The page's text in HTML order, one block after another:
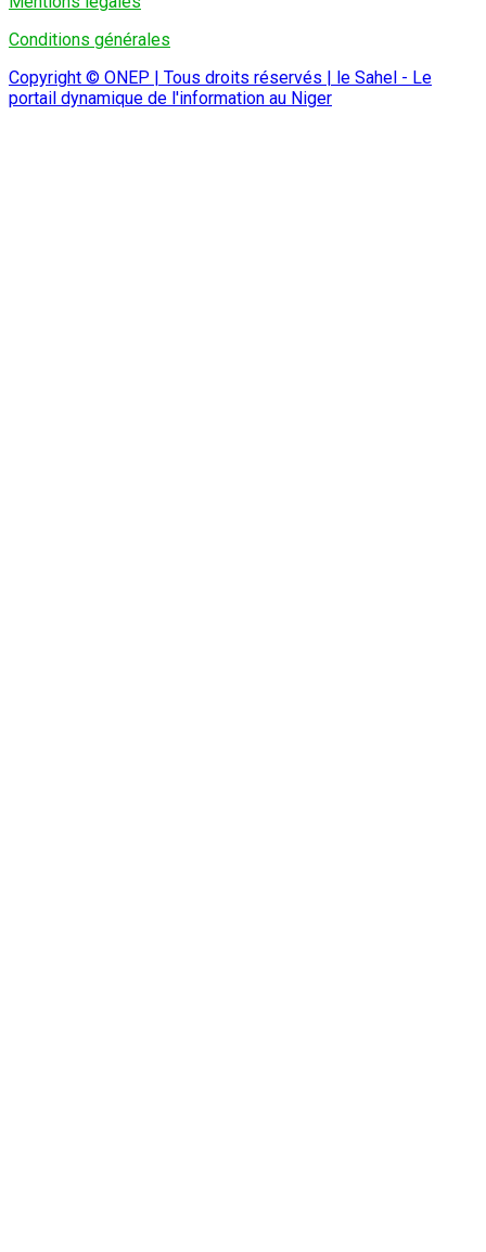
Conditions générales
Copyright © ONEP | Tous droits réservés | le Sahel - Le
portail dynamique de l'information au Niger